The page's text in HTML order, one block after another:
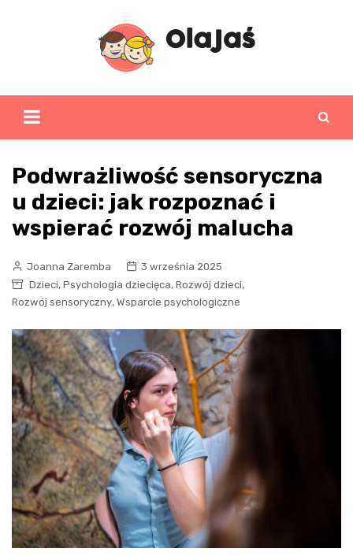
Podwrażliwość sensoryczna
u dzieci: jak rozpoznać i
wspierać rozwój malucha
Joanna Zaremba
3 września 2025
Dzieci, Psychologia dziecięca, Rozwój dzieci,
Rozwój sensoryczny, Wsparcie psychologiczne